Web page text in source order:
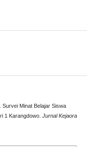
Survei Minat Belajar Siswa
1 Karangdowo. Jurnal Kejaora